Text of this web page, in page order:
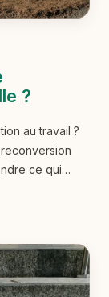
?
au travail ?
ce qui